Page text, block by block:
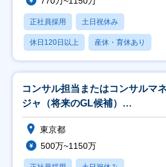
正社員採用 土日祝休み
休日120日以上 産休・育休あり
月残業20時間以内
コンサル担当またはコンサルマ
ジャ（将来のGL候補）
【ITS&E/S&C_3】
東京都
500万~1150万